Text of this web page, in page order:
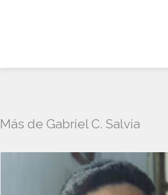
Más de Gabriel C. Salvia